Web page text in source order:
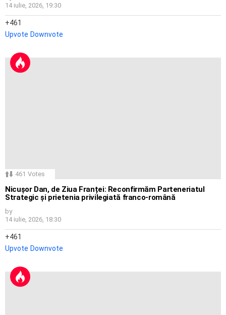
14 iulie, 2026, 19:30
461
Upvote Downvote
461 Votes
Nicușor Dan, de Ziua Franței: Reconfirmăm Parteneriatul
Strategic și prietenia privilegiată franco-română
by
14 iulie, 2026, 18:30
461
Upvote Downvote